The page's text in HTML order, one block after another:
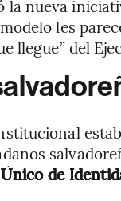
la nueva
les
llegue” del
de